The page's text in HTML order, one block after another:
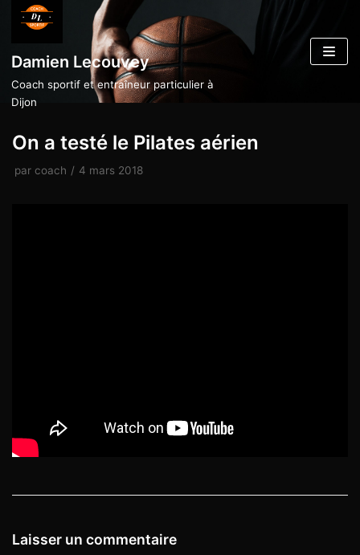
Aller
contenu
Damien Lecouvey
Coach sportif et entraîneur particulier à
Dijon
On a testé le Pilates aérien
par coach 4 mars 2018
Laisser un commentaire